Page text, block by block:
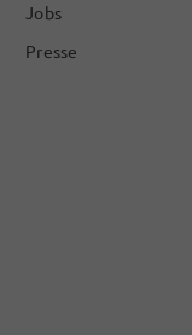
Jobs
Presse